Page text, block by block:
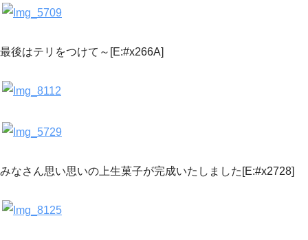
最後はテリをつけて～[E:#x266A]
みなさん思い思いの上生菓子が完成いたしました[E:#x2728]